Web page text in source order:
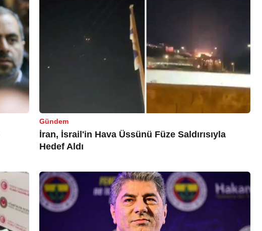
Gündem
İran, İsrail'in Hava Üssünü Füze Saldırısıyla
Hedef Aldı